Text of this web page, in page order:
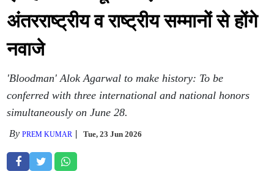
अंतरराष्ट्रीय व राष्ट्रीय सम्मानों से होंगे
नवाजे
'Bloodman' Alok Agarwal to make history: To be
conferred with three international and national honors
simultaneously on June 28.
ByPREM KUMAR Tue, 23 Jun 2026